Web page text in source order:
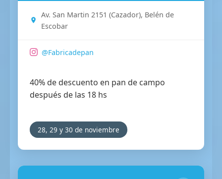
Av. San Martin 2151 (Cazador), Belén de
Escobar
@Fabricadepan
40% de descuento en pan de campo
después de las 18 hs
28, 29 y 30 de noviembre